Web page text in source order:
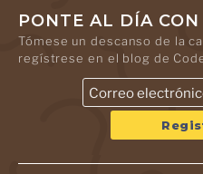
PONTE AL DÍA
Tómese un descanso de la
regístrese en el blog de